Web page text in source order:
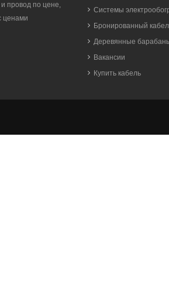
и провод по цене,
ценами
Системы
Бронированный
Деревянные
Вакансии
Купить кабель